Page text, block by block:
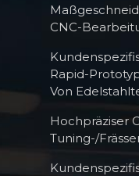
CNC-
Rapid-
Von
Hochpräziser
Tuning-/